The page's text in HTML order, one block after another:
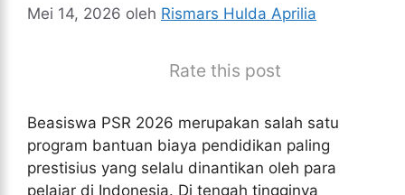
Mei 14, 2026 oleh Rismars Hulda Aprilia
Rate this post
Beasiswa PSR 2026 merupakan salah satu
program bantuan biaya pendidikan paling
prestisius yang selalu dinantikan oleh para
pelajar di Indonesia. Di tengah tingginya